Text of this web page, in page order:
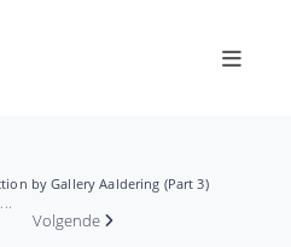
by Gallery Aaldering (Part 3)
Volgende